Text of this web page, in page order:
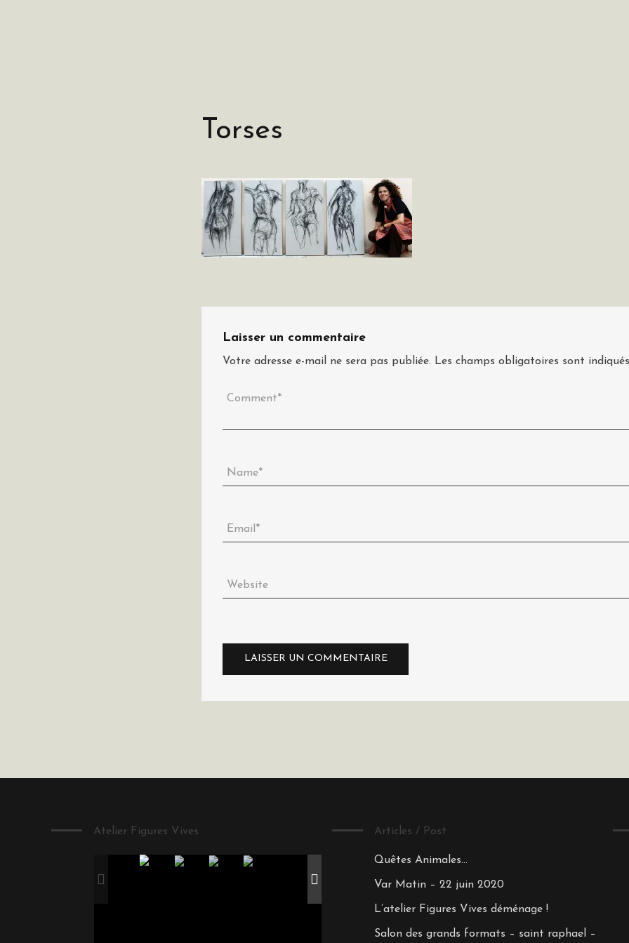
Torses
Laisser un commentaire
Votre adresse e-mail ne sera pas publiée. Les champs obligatoires sont
Atelier Figures Vives Articles / Post
Quêtes Animales…
Var Matin – 22 juin 2020
L’atelier Figures Vives déménage !
Salon des grands formats – saint raphael –